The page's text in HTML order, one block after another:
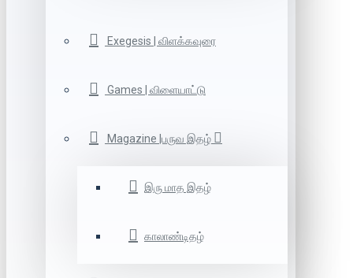
Exegesis | விளக்கவுரை
Games | விளையாட்டு
Magazine |பருவ இதழ்
இரு மாத இதழ்
காலாண்டிதழ்